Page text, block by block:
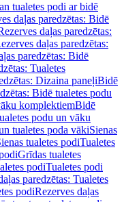
tualetes podi ar bidē
daļas paredzētas: Bidē
daļas paredzētas:
daļas paredzētas:
paredzētas: Bidē
Tualetes
Dizaina paneļiBidē
Bidē tualetes podu
komplektiemBidē
podu un vāku
tualetes poda vākiSienas
tualetes podiTualetes
Grīdas tualetes
podiTualetes podi
paredzētas: Tualetes
podiRezerves daļas